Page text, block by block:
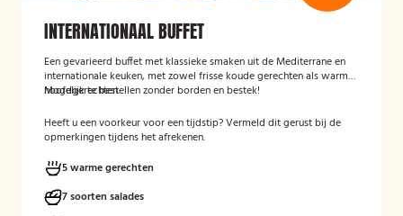
INTERNATIONAAL BUFFET
Een gevarieerd buffet met klassieke smaken uit de Mediterrane en
internationale keuken, met zowel frisse koude gerechten als warme
hoofdgerechten.
Mogelijk te bestellen zonder borden en bestek!
Heeft u een voorkeur voor een tijdstip? Vermeld dit gerust bij de
opmerkingen tijdens het afrekenen.
5 warme gerechten
7 soorten salades